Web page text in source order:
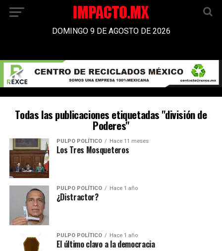
DOMINGO 9 DE AGOSTO DE 2026
Todas las publicaciones etiquetadas "división de
Poderes"
PULPO POLÍTICO Hace 11 meses
Los Tres Mosqueteros
PULPO POLÍTICO Hace 1 año
¿Distractor?
PULPO POLÍTICO Hace 1 año
El último clavo a la democracia